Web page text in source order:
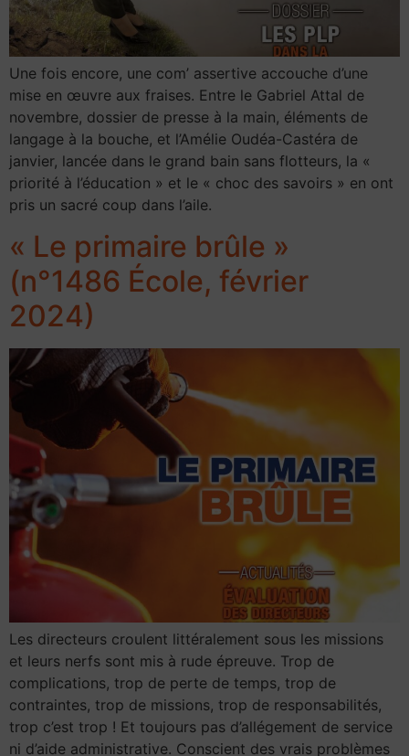
Une fois encore, une com’ assertive accouche d’une
mise en œuvre aux fraises. Entre le Gabriel Attal de
novembre, dossier de presse à la main, éléments de
langage à la bouche, et l’Amélie Oudéa-Castéra de
janvier, lancée dans le grand bain sans flotteurs, la «
priorité à l’éducation » et le « choc des savoirs » en ont
pris un sacré coup dans l’aile.
« Le primaire brûle »
(n°1486 École, février
2024)
Les directeurs croulent littéralement sous les missions
et leurs nerfs sont mis à rude épreuve. Trop de
complications, trop de perte de temps, trop de
contraintes, trop de missions, trop de responsabilités,
trop c’est trop ! Et toujours pas d’allégement de service
ni d’aide administrative. Conscient des vrais problèmes